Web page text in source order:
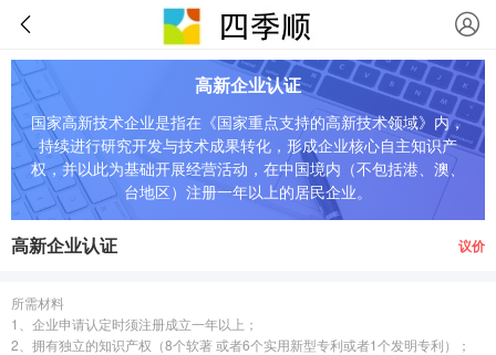
高新企业认证
国家高新技术企业是指在《国家重点支持的高新技术领域》内，
持续进行研究开发与技术成果转化，形成企业核心自主知识产
权，并以此为基础开展经营活动，在中国境内（不包括港、澳、
台地区）注册一年以上的居民企业。
高新企业认证 议价
所需材料
1、企业申请认定时须注册成立一年以上；
2、拥有独立的知识产权（8个软著 或者6个实用新型专利或者1个发明专利）；